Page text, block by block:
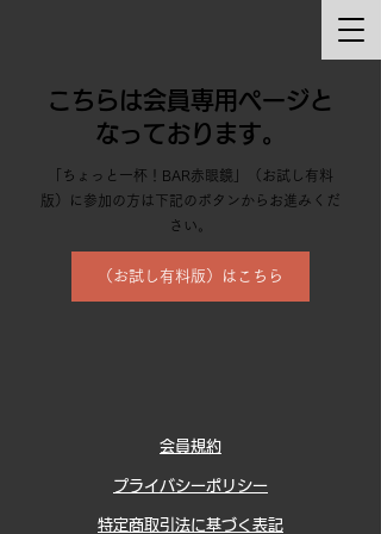
こちらは会員専用ページと
なっております。
「ちょっと一杯！BAR赤眼鏡」（お試し有料
版）に参加の方は下記のボタンからお進みくだ
さい。
（お試し有料版）はこちら
会員規約
プライバシーポリシー
特定商取引法に基づく表記